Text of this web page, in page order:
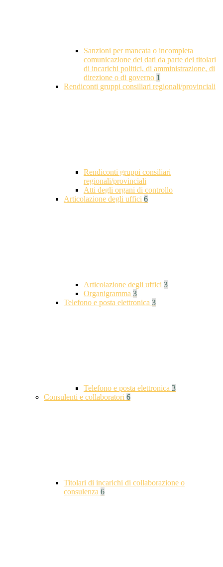
Sanzioni per mancata o incompleta
comunicazione dei dati da parte dei titolari
di incarichi politici, di amministrazione, di
direzione o di governo 1
Rendiconti gruppi consiliari regionali/provinciali
Rendiconti gruppi consiliari
regionali/provinciali
Atti degli organi di controllo
Articolazione degli uffici 6
Articolazione degli uffici 3
Organigramma 3
Telefono e posta elettronica 3
Telefono e posta elettronica 3
Consulenti e collaboratori 6
Titolari di incarichi di collaborazione o
consulenza 6